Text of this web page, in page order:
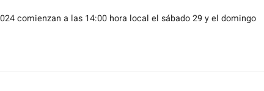
comienzan a las 14:00 hora local el sábado 29 y el domingo